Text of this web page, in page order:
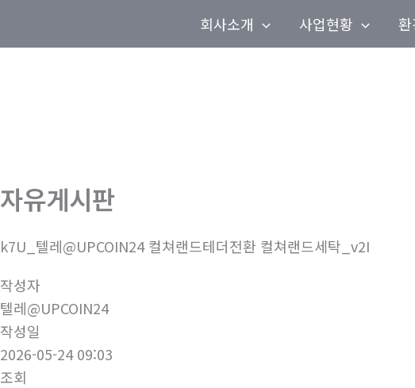
회사소개 사업현황 환
자유게시판
k7U_텔레@UPCOIN24 컬쳐랜드테더전환 컬쳐랜드세탁_v2I
작성자
텔레@UPCOIN24
작성일
2026-05-24 09:03
조회